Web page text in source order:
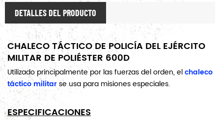
DETALLES DEL PRODUCTO
CHALECO TÁCTICO DE POLICÍA DEL EJÉRCITO
MILITAR DE POLIÉSTER 600D
Utilizado principalmente por las fuerzas del orden, elchaleco
táctico militarse usa para misiones especiales.
ESPECIFICACIONES